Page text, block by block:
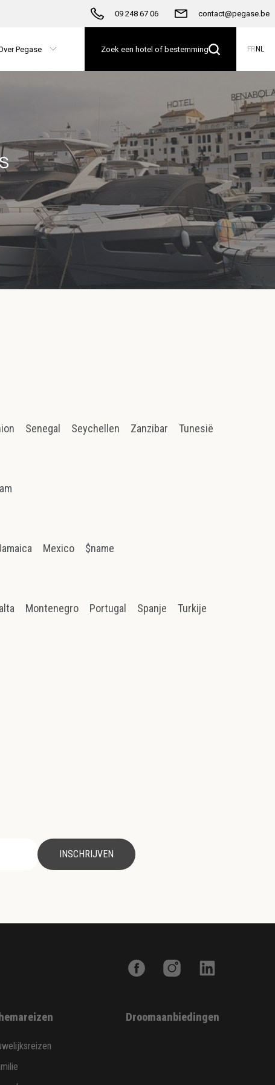
09 248 67 06 contact@pegase.be
Pegase Zoek een hotel of bestemming FR NL
Senegal Seychellen Zanzibar Tunesië
Mexico $name
Montenegro Portugal Spanje Turkije
INSCHRIJVEN
Droomaanbiedingen